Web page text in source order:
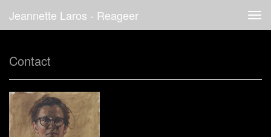
Jeannette Laros - Reageer
Contact